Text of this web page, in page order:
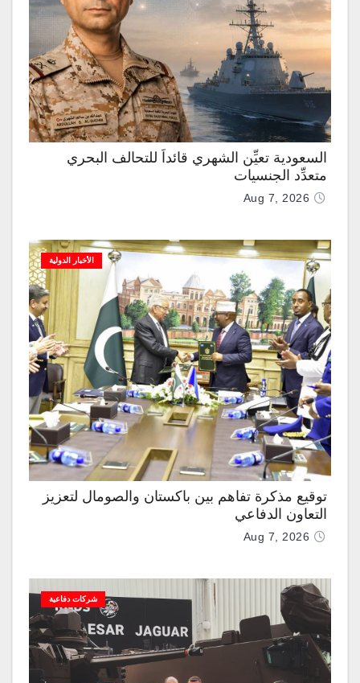
السعودية تعيِّن الشهري قائداً للتحالف البحري
متعدِّد الجنسيات
Aug 7, 2026
الأخبار الدولية
توقيع مذكرة تفاهم بين باكستان والصومال لتعزيز
التعاون الدفاعي
Aug 7, 2026
شركات دفاعية